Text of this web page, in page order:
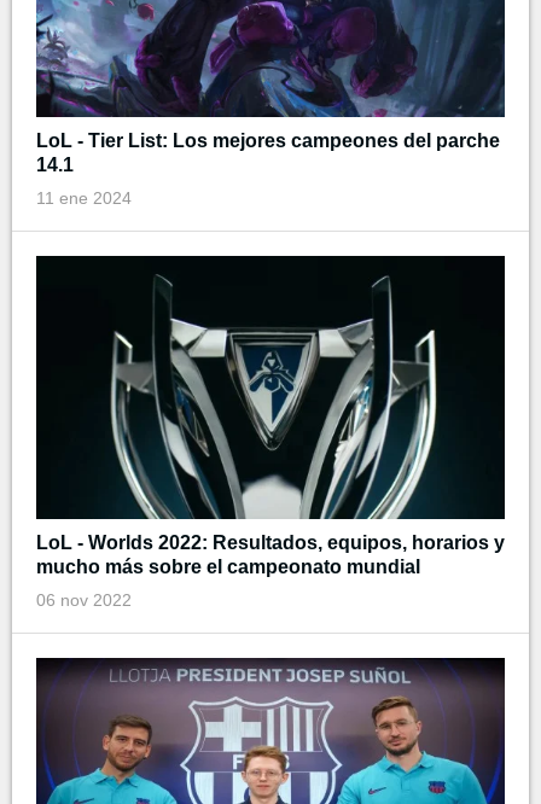
LoL - Tier List: Los mejores campeones del parche
14.1
11 ene 2024
LoL - Worlds 2022: Resultados, equipos, horarios y
mucho más sobre el campeonato mundial
06 nov 2022